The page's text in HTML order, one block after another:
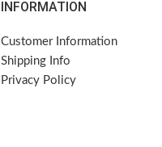
INFORMATION
Customer Information
Shipping Info
Privacy Policy